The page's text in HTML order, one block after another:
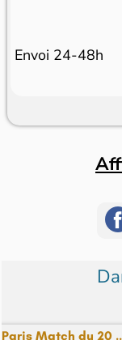
Envoi 24-48h
Paris Match du 20